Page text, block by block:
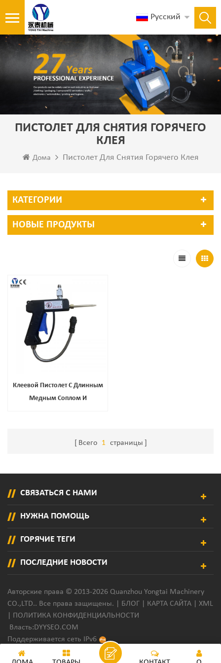
Русский
ПИСТОЛЕТ ДЛЯ СНЯТИЯ ГОРЯЧЕГО
КЛЕЯ
Дома Пистолет Для Снятия Горячего Клея
КАТЕГОРИИ
НОВЫЕ ПРОДУКТЫ
Клеевой Пистолет С Длинным
Медным Соплом И
Всего 1 страницы
СВЯЗАТЬСЯ С НАМИ
НУЖНА ПОМОЩЬ
ГОРЯЧИЕ ТЕГИ
ПОСЛЕДНИЕ НОВОСТИ
Авторские права © 2013-2026 Quanzhou Yongtai Machinery
CO.,LTD.. Все права защищены. | БЛОГ КАРТА САЙТА
XML
ПОЛИТИКА КОНФИДЕНЦИАЛЬНОСТИ
Власть:DYYSEO.COM
Поддерживается сеть IPv6